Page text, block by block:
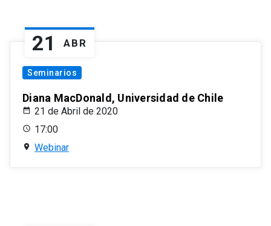
21 ABR
Seminarios
Diana MacDonald, Universidad de Chile
21 de Abril de 2020
17:00
Webinar